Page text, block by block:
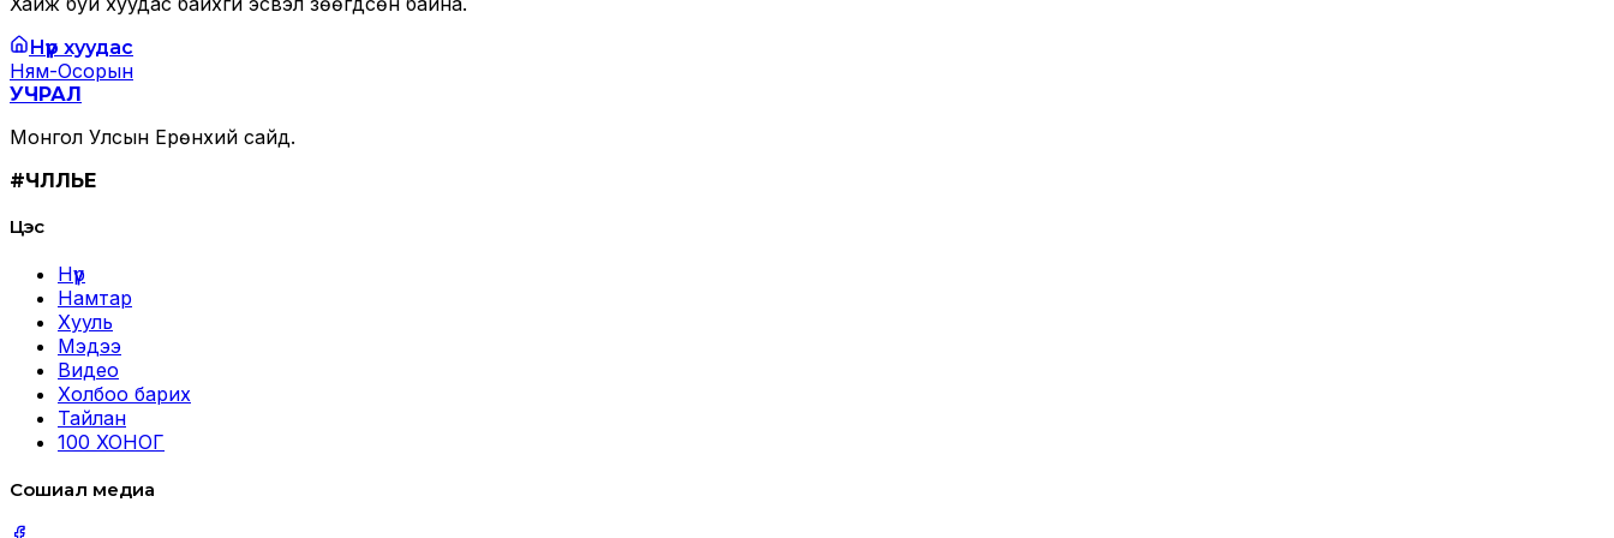
Нүүр хуудас
Ням-Осорын
УЧРАЛ
Монгол Улсын Ерөнхий сайд.
#ЧӨЛӨӨЛЬЕ
Цэс
Нүүр
Намтар
Хууль
Мэдээ
Видео
Холбоо барих
Тайлан
100 ХОНОГ
Сошиал медиа